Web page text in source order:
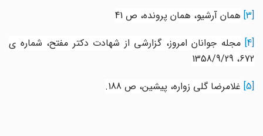
همان آرشیو، همان پرونده، ص 41
مجله جوانان امروز، گزارشی از شهادت دکتر مفتح، شماره ی
672، 1358/9/29
غلامرضا گلی زواره، پیشین، ص 188 .